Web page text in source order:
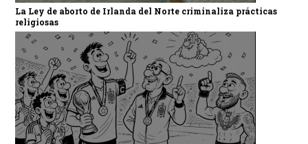
La Ley de aborto de Irlanda del Norte criminaliza prácticas
religiosas